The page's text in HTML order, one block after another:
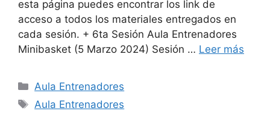
esta página puedes encontrar los link de
acceso a todos los materiales entregados en
cada sesión. + 6ta Sesión Aula Entrenadores
Minibasket (5 Marzo 2024) Sesión … Leer más
Aula Entrenadores
Aula Entrenadores